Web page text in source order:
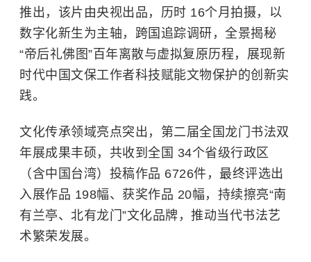
推出，该片由央视出品，历时 16个月拍摄，以
数字化新生为主轴，跨国追踪调研，全景揭秘
“帝后礼佛图”百年离散与虚拟复原历程，展现新
时代中国文保工作者科技赋能文物保护的创新实
践。
文化传承领域亮点突出，第二届全国龙门书法双
年展成果丰硕，共收到全国 34个省级行政区
（含中国台湾）投稿作品 6726件，最终评选出
入展作品 198幅、获奖作品 20幅，持续擦亮“南
有兰亭、北有龙门”文化品牌，推动当代书法艺
术繁荣发展。